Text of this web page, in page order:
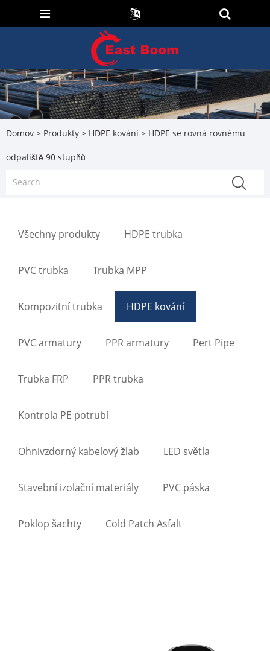
Domov > Produkty > HDPE kování > HDPE se rovná rovnému
odpaliště 90 stupňů
Všechny produkty HDPE trubka
PVC trubka Trubka MPP
Kompozitní trubka HDPE kování
PVC armatury PPR armatury Pert Pipe
Trubka FRP PPR trubka
Kontrola PE potrubí
Ohnivzdorný kabelový žlab LED světla
Stavební izolační materiály PVC páska
Poklop šachty Cold Patch Asfalt